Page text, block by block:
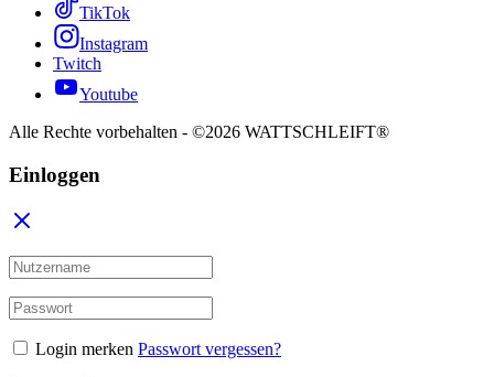
TikTok
Instagram
Twitch
Youtube
Alle Rechte vorbehalten - ©2026 WATTSCHLEIFT®
Einloggen
Login merken Passwort vergessen?